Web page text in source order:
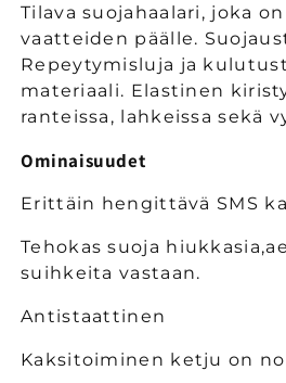
BizTex
SMS
asbesti
haalari,
tyyppi
Valkoinen
50kpl)
BizTex
SMS
asbesti
haalari,
tyyppi
50kpl)
Tilava suojahaalari, joka
vaatteiden päälle.
Repeytymisluja ja
materiaali. Elastinen
ranteissa, lahkeissa sekä
Ominaisuudet
Erittäin hengittävä SMS
Tehokas suoja
suihkeita vastaan.
Antistaattinen
Kaksitoiminen ketju on